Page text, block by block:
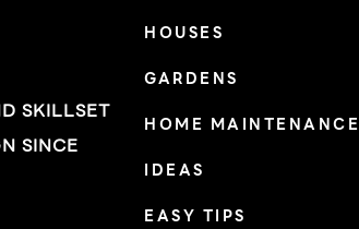
อกขนาด 0.3-1 เซนติเมตร ออกดอกเดือน
-ธันวาคม อัตราการเจริญเติบโต: เร็ว ดิน:
ป น้ำ: ปานกลาง-มาก แสงแดด: ตลอดวัน
ใช้งานและอื่นๆ: ในธรรมชาติมักพบตามที่ลุ่ม
ฉะและมีน้ำขัง พื้นที่เปิดโล่ง เช่น ลานหิน ทุ่ง
SKILLSET
SINCE
HOUSES
GARDENS
HOME MAINTENANCE
IDEAS
EASY TIPS